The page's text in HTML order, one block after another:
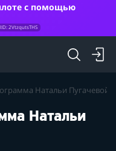
с помощью
2VtzqutsTHS
Натальи Пугачевой
Натальи